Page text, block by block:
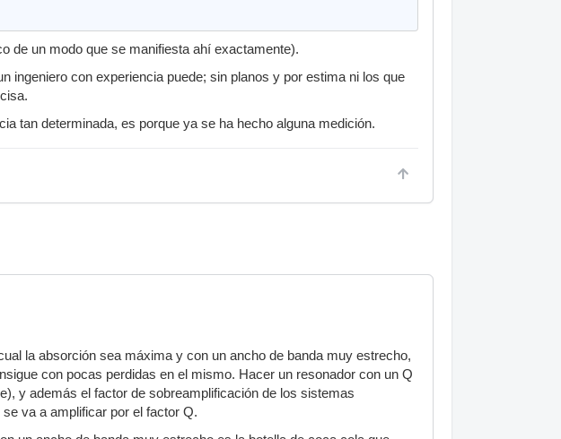
de un modo que se manifiesta ahí exactamente).
ingeniero con experiencia puede; sin planos y por estima ni los que
tan determinada, es porque ya se ha hecho alguna medición.
la absorción sea máxima y con un ancho de banda muy estrecho,
con pocas perdidas en el mismo. Hacer un resonador con un Q
y además el factor de sobreamplificación de los sistemas
va a amplificar por el factor Q.